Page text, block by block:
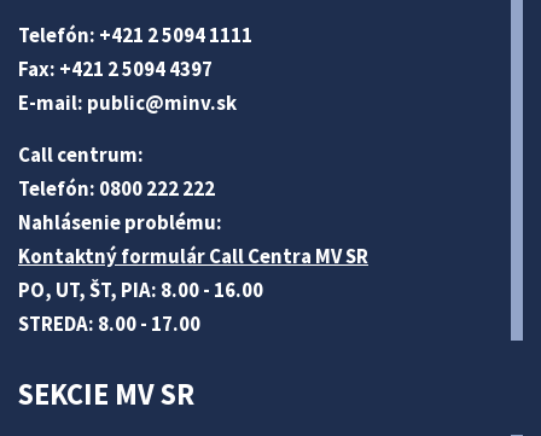
Telefón: +421 2 5094 1111
Fax: +421 2 5094 4397
E-mail: public@minv.sk
Call centrum:
Telefón: 0800 222 222
Nahlásenie problému:
Kontaktný formulár Call Centra MV SR
PO, UT, ŠT, PIA: 8.00 - 16.00
STREDA: 8.00 - 17.00
SEKCIE MV SR